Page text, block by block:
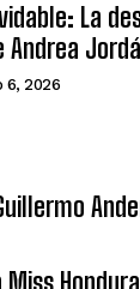
La
6, 2026